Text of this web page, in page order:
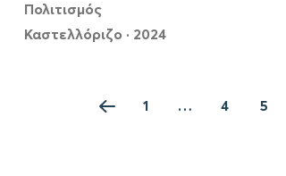
Πολιτισμός
Καστελλόριζο · 2024
1 … 4 5